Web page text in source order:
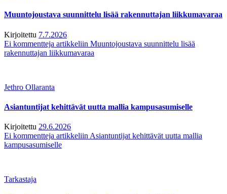
Muuntojoustava suunnittelu lisää rakennuttajan liikkumavaraa
Kirjoitettu 7.7.2026
Ei kommentteja artikkeliin Muuntojoustava suunnittelu lisää
rakennuttajan liikkumavaraa
Jethro Ollaranta
Asiantuntijat kehittävät uutta mallia kampusasumiselle
Kirjoitettu 29.6.2026
Ei kommentteja artikkeliin Asiantuntijat kehittävät uutta mallia
kampusasumiselle
Tarkastaja